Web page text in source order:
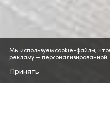
Мы используем cookie-файлы,
рекламу — персонализированной.
Принять